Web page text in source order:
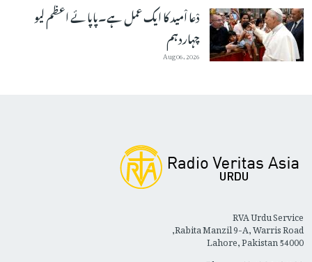
دْعا اْمید کا ایک عمل ہے۔پاپائے اعظم لیو
چہاردہم
Aug 06, 2026
RVA Urdu Service
Rabita Manzil 9-A, Warris Road,
Lahore, Pakistan 54000